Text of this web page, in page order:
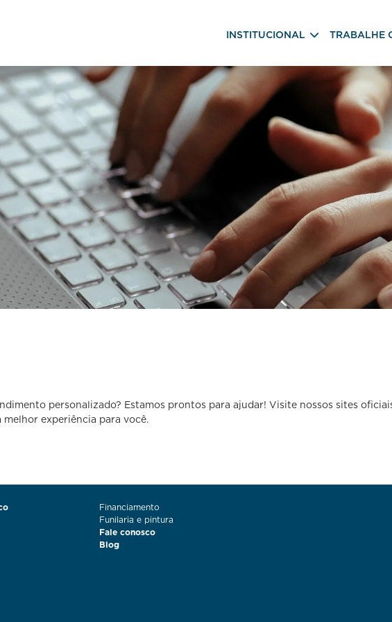
INSTITUCIONAL TRABALHE
personalizado? Estamos prontos para ajudar! Visite nossos sites
experiência para você.
Financiamento
Funilaria e pintura
Fale conosco
Blog